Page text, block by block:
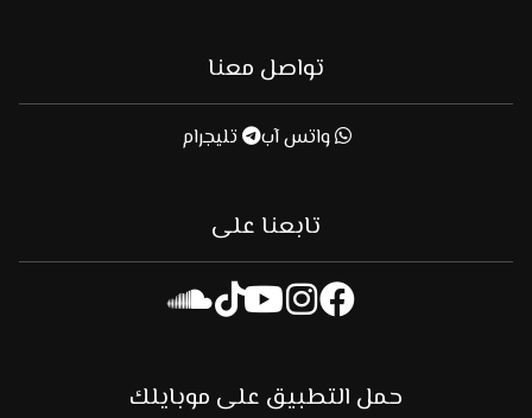
تواصل معنا
واتس آب تليجرام
تابعنا على
حمل التطبيق على موبايلك